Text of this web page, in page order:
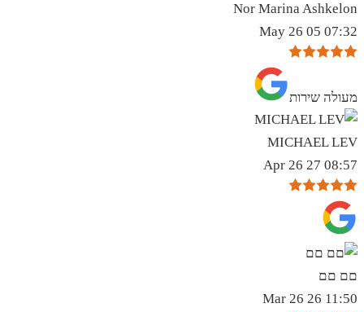
Nor Marina Ashkelon
07:32 05 May 26
מעולה שירות
MICHAEL LEV
08:57 27 Apr 26
םם םם
11:50 26 Mar 26